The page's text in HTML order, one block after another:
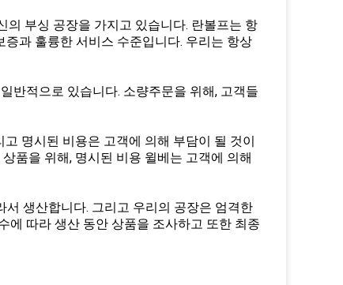
의 부싱 공장을 가지고 있습니다. 란볼프는 항
과 훌륭한 서비스 수준입니다. 우리는 항상
반적으로 있습니다. 소량주문을 위해, 고객들
명시된 비용은 고객에 의해 부담이 될 것이
품을 위해, 명시된 비용 윌베는 고객에 의해
생산합니다. 그리고 우리의 공장은 엄격한
에 따라 생산 동안 상품을 조사하고 또한 최종